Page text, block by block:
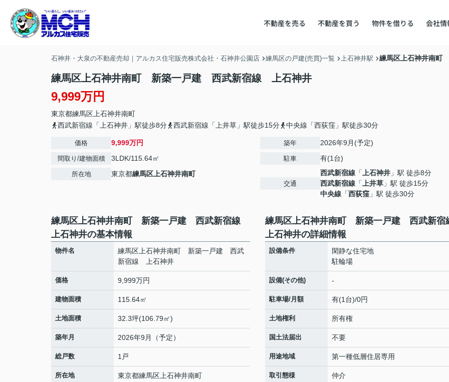
不動産を売る 不動産を買う 物件を借りる 会社情
石神井・大泉の不動産売却｜アルカス住宅販売株式会社・石神井公園店 練馬区の戸建(売買)一覧 上石神井駅 練馬区上石神井南
練馬区上石神井南町 新築一戸建 西武新宿線 上石神井
9,999万円
東京都練馬区 上石神井南町
西武新宿線「上石神井」駅徒歩8分
西武新宿線「上井草」駅徒歩15分 中央線「西荻窪」駅徒歩30分
価格 9,999万円
間取り/建物面積 3LDK/115.64㎡
所在地 東京都練馬区 上石神井南町
築年 2026年9月(予定)
駐車 有(1台)
交通
西武新宿線 「 上石神井 」駅 徒歩8分
西武新宿線 「 上井草 」駅 徒歩15分
中央線 「西荻窪 」駅 徒歩30分
練馬区上石神井南町 新築一戸建 西武新宿線
上石神井の基本情報
物件名
練馬区上石神井南町 新築一戸建 西武
新宿線 上石神井
価格 9,999万円
建物面積 115.64㎡
土地面積 32.3坪(106.79㎡)
築年月 2026年9月（予定）
総戸数 1戸
所在地 東京都練馬区 上石神井南町
練馬区上石神井南町 新築一戸建 西武新
上石神井の詳細情報
設備条件
閑静な住宅地
駐輪場
設備(その他) -
駐車場/月額 有(1台)/0円
土地権利 所有権
国土法届出 不要
用途地域 第一種低層住居専用
取引態様 仲介